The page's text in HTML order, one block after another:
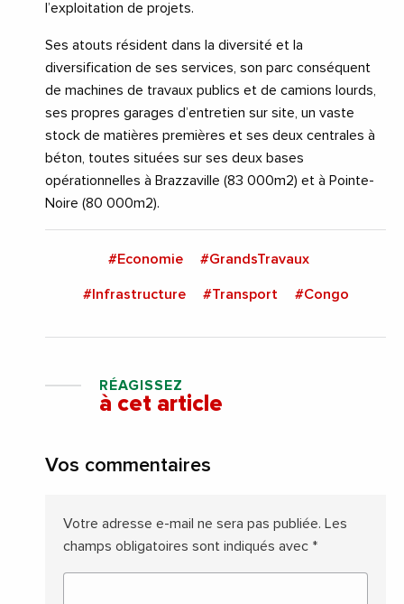
l’exploitation de projets.
Ses atouts résident dans la diversité et la
diversification de ses services, son parc conséquent
de machines de travaux publics et de camions lourds,
ses propres garages d’entretien sur site, un vaste
stock de matières premières et ses deux centrales à
béton, toutes situées sur ses deux bases
opérationnelles à Brazzaville (83 000m2) et à Pointe-
Noire (80 000m2).
#Economie #GrandsTravaux
#Infrastructure #Transport #Congo
RÉAGISSEZ
à cet article
Vos commentaires
Votre adresse e-mail ne sera pas publiée. Les
champs obligatoires sont indiqués avec *